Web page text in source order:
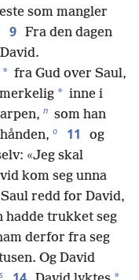
som mangler
9 Fra den dagen
* fra Gud over Saul,
* inne i
n som han
o 11
og
«Jeg skal
kom seg unna
redd for David,
hadde trukket seg
derfor fra seg
Og David
s